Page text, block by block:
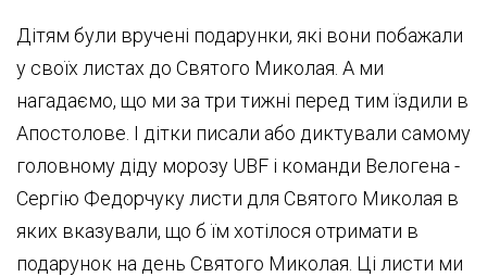
Дітям були вручені подарунки, які вони побажали
у своїх листах до Святого Миколая. А ми
нагадаємо, що ми за три тижні перед тим їздили в
Апостолове. І дітки писали або диктували самому
головному діду морозу UBF і команди Велогена -
Сергію Федорчуку листи для Святого Миколая в
яких вказували, що б їм хотілося отримати в
подарунок на день Святого Миколая. Ці листи ми